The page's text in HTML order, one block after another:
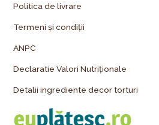
Politica de livrare
Termeni și condiții
ANPC
Declaratie Valori Nutriționale
Detalii ingrediente decor torturi